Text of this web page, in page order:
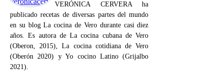
VERÓNICA CERVERA ha
publicado recetas de diversas partes del mundo
en su blog La cocina de Vero durante casi diez
años. Es autora de La cocina cubana de Vero
(Oberon, 2015), La cocina cotidiana de Vero
(Oberón 2020) y Yo cocino Latino (Grijalbo
2021).